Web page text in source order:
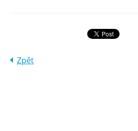
Zpět